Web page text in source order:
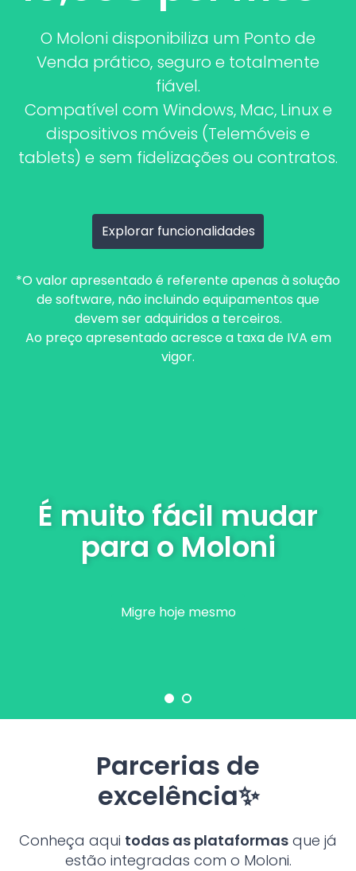
O Moloni disponibiliza um Ponto de
Venda prático, seguro e totalmente
fiável.
Compatível com Windows, Mac, Linux e
dispositivos móveis (Telemóveis e
tablets) e sem fidelizações ou contratos.
Explorar funcionalidades
*O valor apresentado é referente apenas à solução
de software, não incluindo equipamentos que
devem ser adquiridos a terceiros.
Ao preço apresentado acresce a taxa de IVA em
vigor.
É muito fácil mudar
para o Moloni
Migre hoje mesmo
Parcerias de
excelência✨
Conheça aqui todas as plataformas que já
estão integradas com o Moloni.